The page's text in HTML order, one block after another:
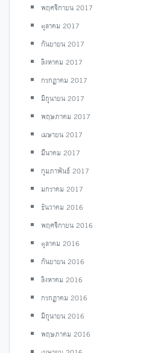
พฤศจิกายน 2017
ตุลาคม 2017
กันยายน 2017
สิงหาคม 2017
กรกฎาคม 2017
มิถุนายน 2017
พฤษภาคม 2017
เมษายน 2017
มีนาคม 2017
กุมภาพันธ์ 2017
มกราคม 2017
ธันวาคม 2016
พฤศจิกายน 2016
ตุลาคม 2016
กันยายน 2016
สิงหาคม 2016
กรกฎาคม 2016
มิถุนายน 2016
พฤษภาคม 2016